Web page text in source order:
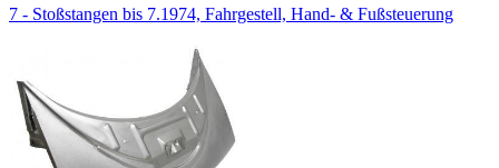
7 - Stoßstangen bis 7.1974, Fahrgestell, Hand- & Fußsteuerung